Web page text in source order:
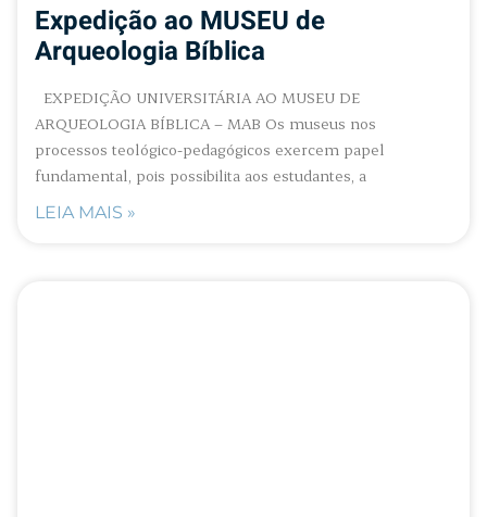
Expedição ao MUSEU de
Arqueologia Bíblica
EXPEDIÇÃO UNIVERSITÁRIA AO MUSEU DE
ARQUEOLOGIA BÍBLICA – MAB Os museus nos
processos teológico-pedagógicos exercem papel
fundamental, pois possibilita aos estudantes, a
LEIA MAIS »